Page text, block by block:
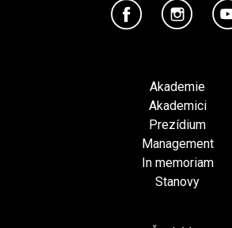
Akademie
Akademici
Prezídium
Management
In memoriam
Stanovy